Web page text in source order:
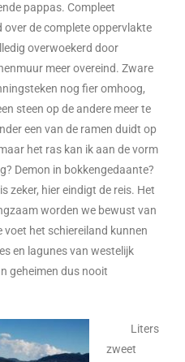
pappas. Compleet
de complete oppervlakte
overwoekerd door
meer overeind. Zware
nog fier omhoog,
steen op de andere meer te
een van de ramen duidt op
het ras kan ik aan de vorm
Demon in bokkengedaante?
zeker, hier eindigt de reis. Het
worden we bewust van
het schiereiland kunnen
en lagunes van westelijk
geheimen dus nooit
Liters
zweet